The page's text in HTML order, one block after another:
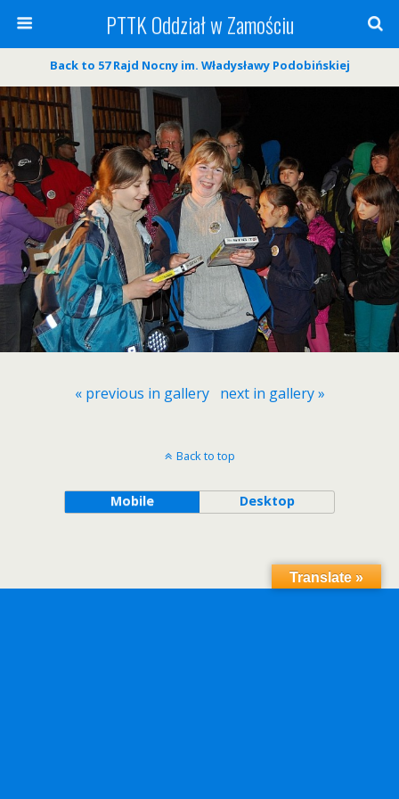
PTTK Oddział w Zamościu
Back to 57 Rajd Nocny im. Władysławy Podobińskiej
« previous in gallery next in gallery »
Back to top
Mobile Desktop
Translate »